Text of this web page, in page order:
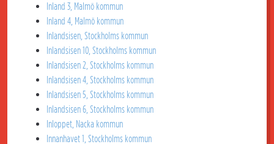
Inland 3, Malmö kommun
Inland 4, Malmö kommun
Inlandsisen, Stockholms kommun
Inlandsisen 10, Stockholms kommun
Inlandsisen 2, Stockholms kommun
Inlandsisen 4, Stockholms kommun
Inlandsisen 5, Stockholms kommun
Inlandsisen 6, Stockholms kommun
Inloppet, Nacka kommun
Innanhavet 1, Stockholms kommun